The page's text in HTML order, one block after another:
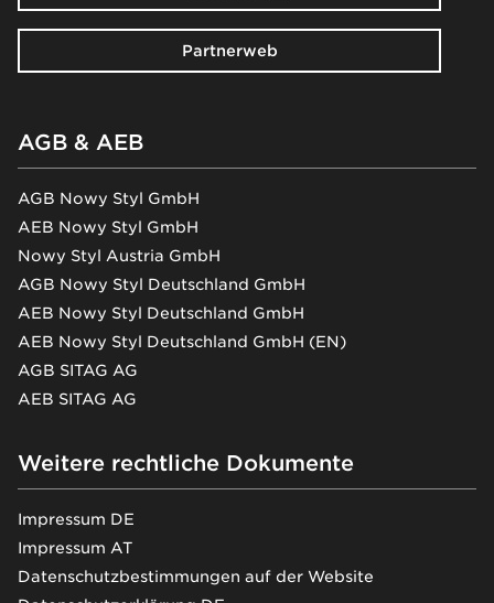
Partnerweb
AGB & AEB
AGB Nowy Styl GmbH
AEB Nowy Styl GmbH
Nowy Styl Austria GmbH
AGB Nowy Styl Deutschland GmbH
AEB Nowy Styl Deutschland GmbH
AEB Nowy Styl Deutschland GmbH (EN)
AGB SITAG AG
AEB SITAG AG
Weitere rechtliche Dokumente
Impressum DE
Impressum AT
Datenschutzbestimmungen auf der Website